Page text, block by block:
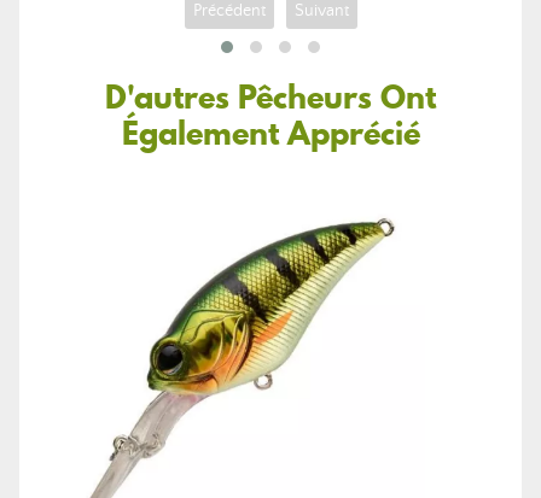
Précédent Suivant
D'autres Pêcheurs Ont
Également Apprécié